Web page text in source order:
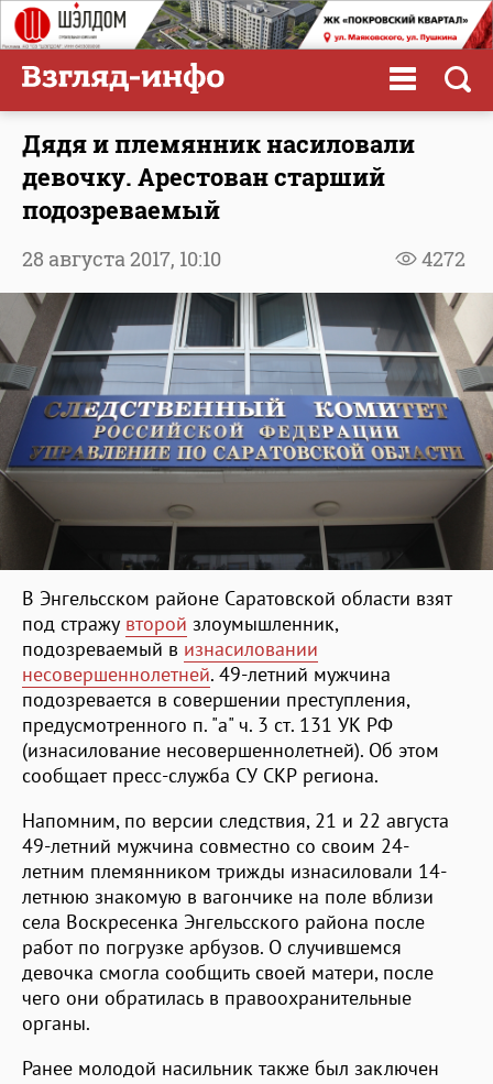
Дядя и племянник насиловали
девочку. Арестован старший
подозреваемый
4272
28 августа 2017, 10:10
В Энгельсском районе Саратовской области взят
под стражу второй злоумышленник,
подозреваемый в изнасиловании
несовершеннолетней. 49-летний мужчина
подозревается в совершении преступления,
предусмотренного п. "а" ч. 3 ст. 131 УК РФ
(изнасилование несовершеннолетней). Об этом
сообщает пресс-служба СУ СКР региона.
Напомним, по версии следствия, 21 и 22 августа
49-летний мужчина совместно со своим 24-
летним племянником трижды изнасиловали 14-
летнюю знакомую в вагончике на поле вблизи
села Воскресенка Энгельсского района после
работ по погрузке арбузов. О случившемся
девочка смогла сообщить своей матери, после
чего они обратилась в правоохранительные
органы.
Ранее молодой насильник также был заключен